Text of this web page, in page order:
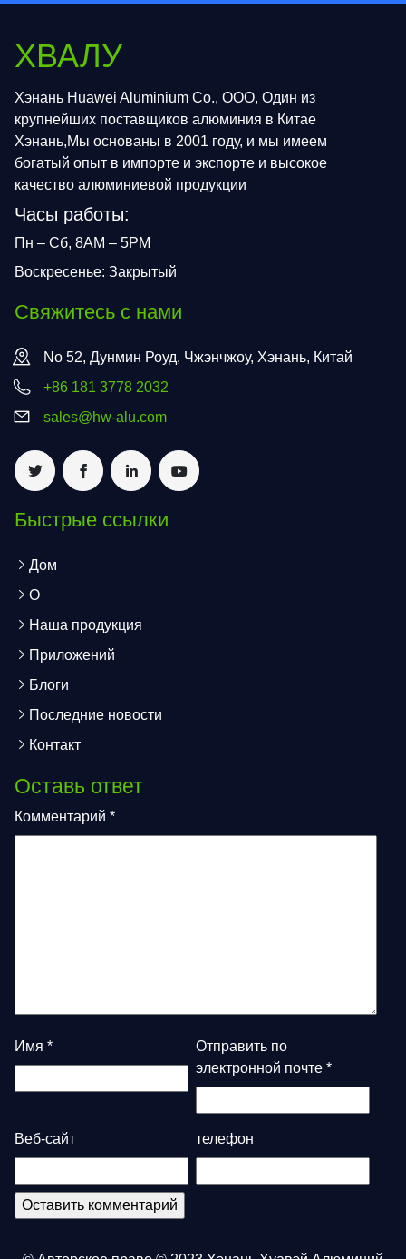
ХВАЛУ
Хэнань Huawei Aluminium Co., ООО, Один из
крупнейших поставщиков алюминия в Китае
Хэнань,Мы основаны в 2001 году, и мы имеем
богатый опыт в импорте и экспорте и высокое
качество алюминиевой продукции
Часы работы:
Пн – Сб, 8AM – 5PM
Воскресенье: Закрытый
Свяжитесь с нами
No 52, Дунмин Роуд, Чжэнчжоу, Хэнань, Китай
+86 181 3778 2032
sales@hw-alu.com
Быстрые ссылки
Дом
О
Наша продукция
Приложений
Блоги
Последние новости
Контакт
Оставь ответ
Комментарий *
Имя *
Отправить по
электронной почте *
Веб-сайт телефон